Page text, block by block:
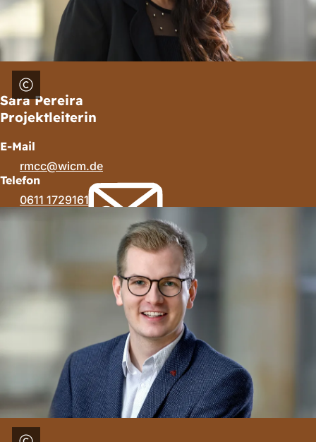
Sara Pereira
Projektleiterin
E-Mail
rmcc
wicm de
Telefon
0611 1729161